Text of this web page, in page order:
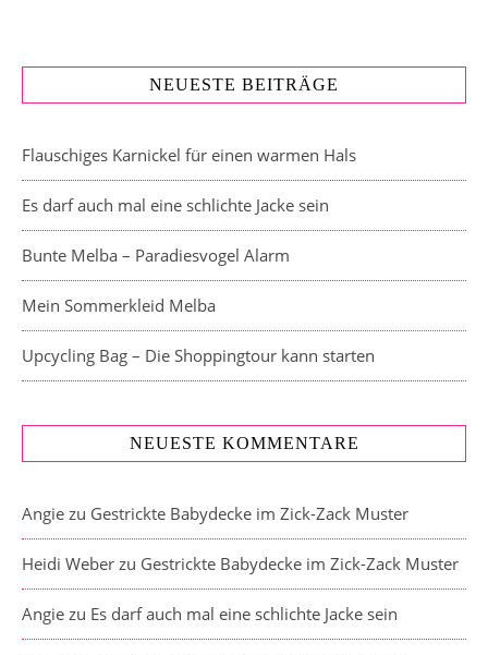
NEUESTE BEITRÄGE
Flauschiges Karnickel für einen warmen Hals
Es darf auch mal eine schlichte Jacke sein
Bunte Melba – Paradiesvogel Alarm
Mein Sommerkleid Melba
Upcycling Bag – Die Shoppingtour kann starten
NEUESTE KOMMENTARE
Angie zu Gestrickte Babydecke im Zick-Zack Muster
Heidi Weber zu Gestrickte Babydecke im Zick-Zack Muster
Angie zu Es darf auch mal eine schlichte Jacke sein